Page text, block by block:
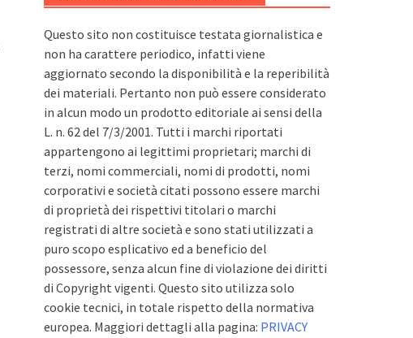
Questo sito non costituisce testata giornalistica e
non ha carattere periodico, infatti viene
aggiornato secondo la disponibilità e la reperibilità
dei materiali. Pertanto non può essere considerato
in alcun modo un prodotto editoriale ai sensi della
L. n. 62 del 7/3/2001. Tutti i marchi riportati
appartengono ai legittimi proprietari; marchi di
terzi, nomi commerciali, nomi di prodotti, nomi
corporativi e società citati possono essere marchi
di proprietà dei rispettivi titolari o marchi
registrati di altre società e sono stati utilizzati a
puro scopo esplicativo ed a beneficio del
possessore, senza alcun fine di violazione dei diritti
di Copyright vigenti. Questo sito utilizza solo
cookie tecnici, in totale rispetto della normativa
europea. Maggiori dettagli alla pagina: PRIVACY